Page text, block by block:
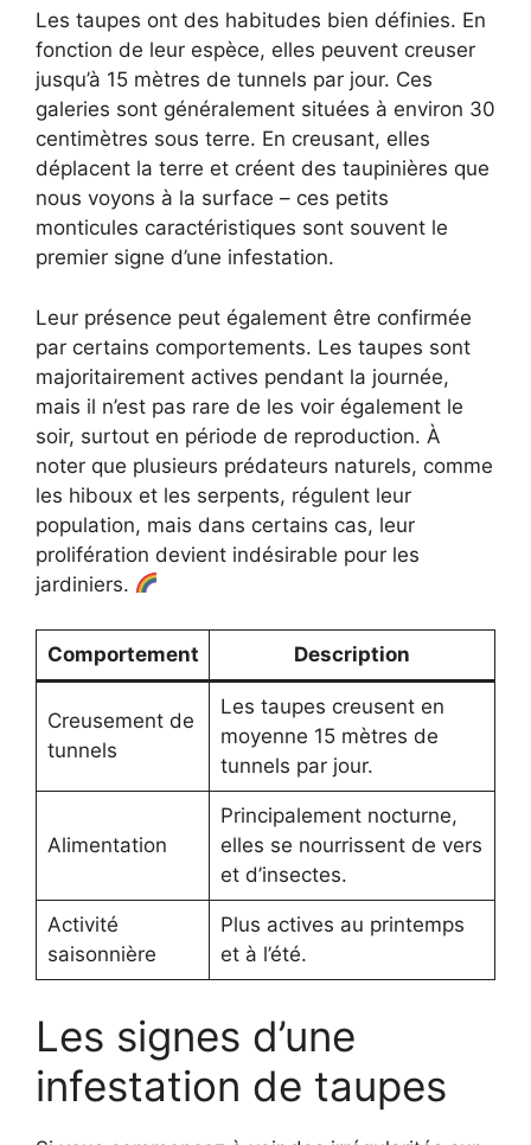
Les taupes ont des habitudes bien définies. En
fonction de leur espèce, elles peuvent creuser
jusqu’à 15 mètres de tunnels par jour. Ces
galeries sont généralement situées à environ 30
centimètres sous terre. En creusant, elles
déplacent la terre et créent des taupinières que
nous voyons à la surface – ces petits
monticules caractéristiques sont souvent le
premier signe d’une infestation.
Leur présence peut également être confirmée
par certains comportements. Les taupes sont
majoritairement actives pendant la journée,
mais il n’est pas rare de les voir également le
soir, surtout en période de reproduction. À
noter que plusieurs prédateurs naturels, comme
les hiboux et les serpents, régulent leur
population, mais dans certains cas, leur
prolifération devient indésirable pour les
jardiniers.
Comportement Description
Creusement de
tunnels
Les taupes creusent en
moyenne 15 mètres de
tunnels par jour.
Alimentation
Principalement nocturne,
elles se nourrissent de vers
et d’insectes.
Activité
saisonnière
Plus actives au printemps
et à l’été.
Les signes d’une
infestation de taupes